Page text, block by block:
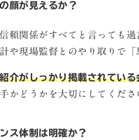
顔が見えるか？
頼関係がすべてと言っても過
や現場監督とのやり取りで
介がしっかり掲載されてい
かどうかを大切にしてくださ
ス体制は明確か？